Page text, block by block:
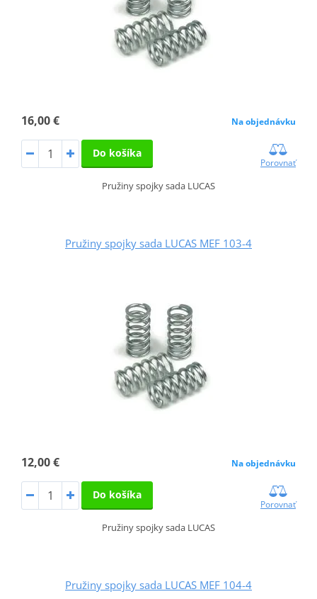
16,00 € Na objednávku
Do košíka
Porovnať
Pružiny spojky sada LUCAS
Pružiny spojky sada LUCAS MEF 103-4
12,00 € Na objednávku
Do košíka
Porovnať
Pružiny spojky sada LUCAS
Pružiny spojky sada LUCAS MEF 104-4